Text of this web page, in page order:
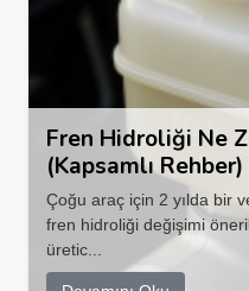
Fren Hidroliği Ne
(Kapsamlı Rehber)
Çoğu araç için 2 yılda bir
fren hidroliği değişimi
üretic...